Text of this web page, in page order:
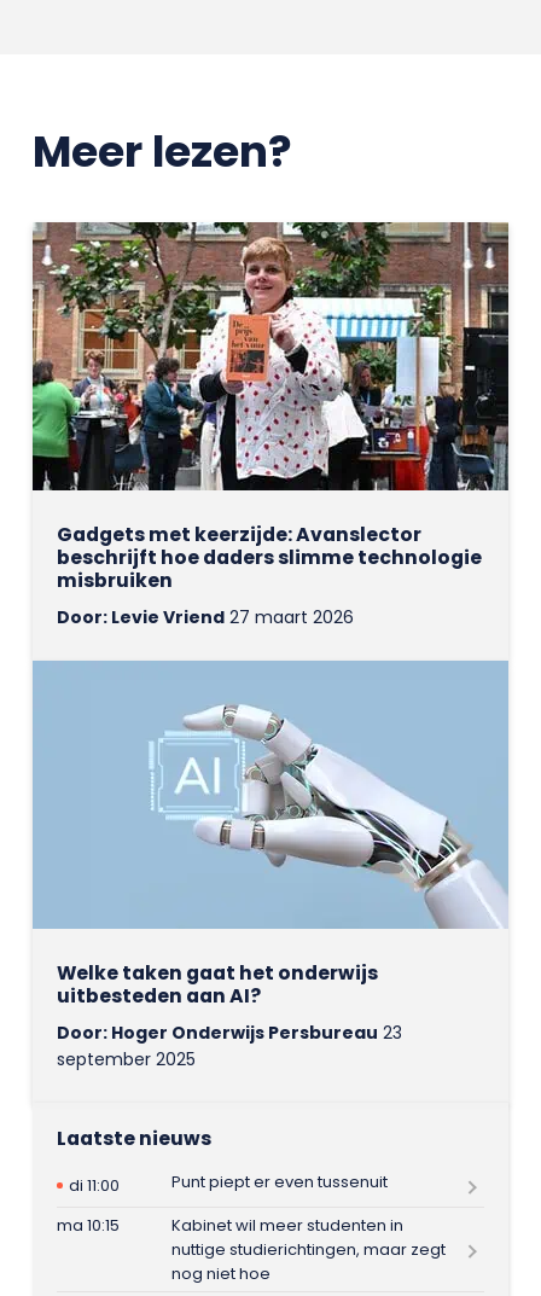
Meer lezen?
Gadgets met keerzijde: Avanslector
beschrijft hoe daders slimme technologie
misbruiken
Door: Levie Vriend27 maart 2026
Welke taken gaat het onderwijs
uitbesteden aan AI?
Door: Hoger Onderwijs Persbureau 23
september 2025
Laatste nieuws
di 11:00
Punt piept er even tussenuit
ma 10:15
Kabinet wil meer studenten in
nuttige studierichtingen, maar zegt
nog niet hoe